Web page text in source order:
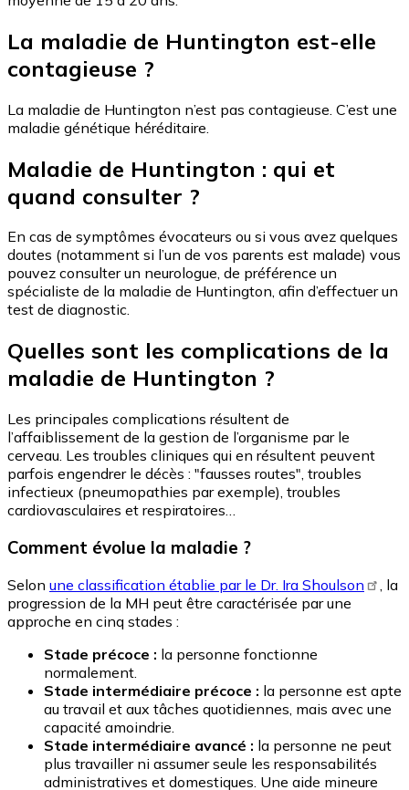
La maladie de Huntington est-elle
contagieuse ?
La maladie de Huntington n’est pas contagieuse. C’est une
maladie génétique héréditaire.
Maladie de Huntington : qui et
quand consulter ?
En cas de symptômes évocateurs ou si vous avez quelques
doutes (notamment si l’un de vos parents est malade) vous
pouvez consulter un neurologue, de préférence un
spécialiste de la maladie de Huntington, afin d’effectuer un
test de diagnostic.
Quelles sont les complications de la
maladie de Huntington ?
Les principales complications résultent de
l’affaiblissement de la gestion de l’organisme par le
cerveau. Les troubles cliniques qui en résultent peuvent
parfois engendrer le décès : "fausses routes", troubles
infectieux (pneumopathies par exemple), troubles
cardiovasculaires et respiratoires…
Comment évolue la maladie ?
Selon une classification établie par le Dr. Ira Shoulson
, la
progression de la MH peut être caractérisée par une
approche en cinq stades :
Stade précoce : la personne fonctionne
normalement.
Stade intermédiaire précoce : la personne est apte
au travail et aux tâches quotidiennes, mais avec une
capacité amoindrie.
Stade intermédiaire avancé : la personne ne peut
plus travailler ni assumer seule les responsabilités
administratives et domestiques. Une aide mineure